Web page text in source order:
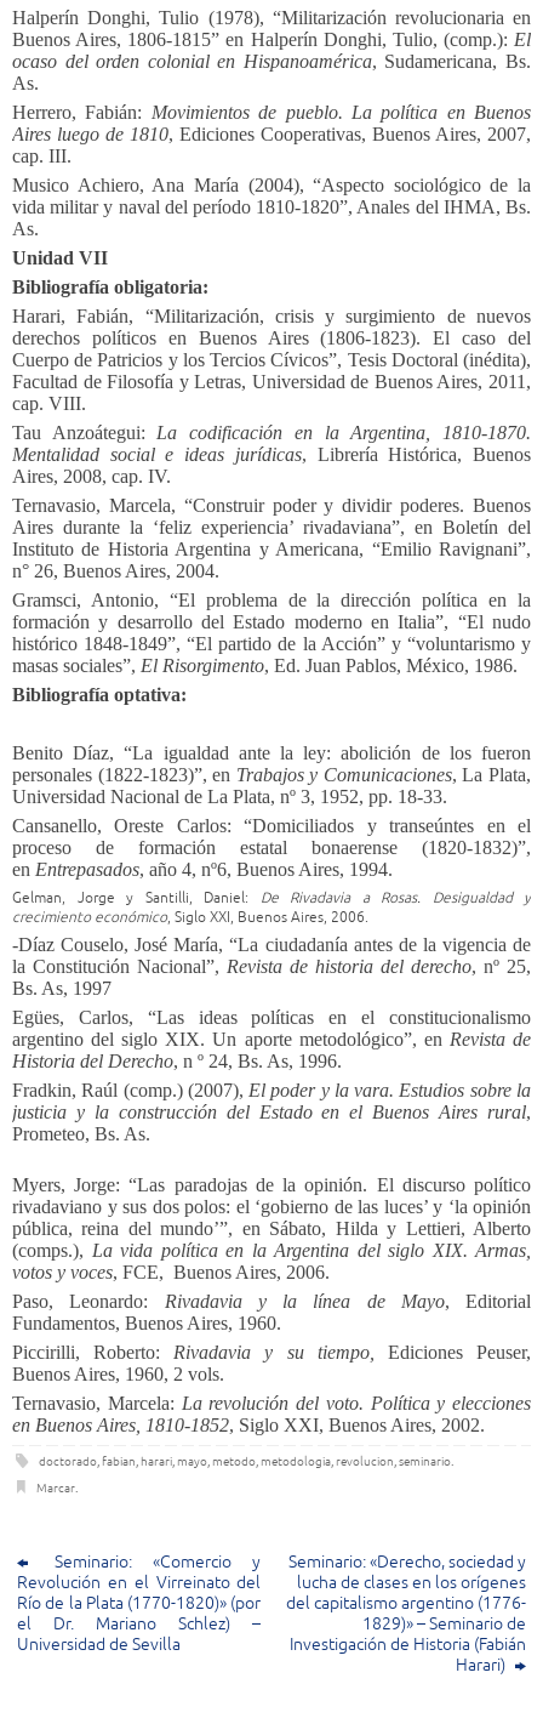
Halperín Donghi, Tulio (1978), “Militarización revolucionaria en
Buenos Aires, 1806-1815” en Halperín Donghi, Tulio, (comp.): El
ocaso del orden colonial en Hispanoamérica, Sudamericana, Bs.
As.
Herrero, Fabián: Movimientos de pueblo. La política en Buenos
Aires luego de 1810, Ediciones Cooperativas, Buenos Aires, 2007,
cap. III.
Musico Achiero, Ana María (2004), “Aspecto sociológico de la
vida militar y naval del período 1810-1820”, Anales del IHMA, Bs.
As.
Unidad VII
Bibliografía obligatoria:
Harari, Fabián, “Militarización, crisis y surgimiento de nuevos
derechos políticos en Buenos Aires (1806-1823). El caso del
Cuerpo de Patricios y los Tercios Cívicos”, Tesis Doctoral (inédita),
Facultad de Filosofía y Letras, Universidad de Buenos Aires, 2011,
cap. VIII.
Tau Anzoátegui: La codificación en la Argentina, 1810-1870.
Mentalidad social e ideas jurídicas, Librería Histórica, Buenos
Aires, 2008, cap. IV.
Ternavasio, Marcela, “Construir poder y dividir poderes. Buenos
Aires durante la ‘feliz experiencia’ rivadaviana”, en Boletín del
Instituto de Historia Argentina y Americana, “Emilio Ravignani”,
n° 26, Buenos Aires, 2004.
Gramsci, Antonio, “El problema de la dirección política en la
formación y desarrollo del Estado moderno en Italia”, “El nudo
histórico 1848-1849”, “El partido de la Acción” y “voluntarismo y
masas sociales”, El Risorgimento, Ed. Juan Pablos, México, 1986.
Bibliografía optativa:
Benito Díaz, “La igualdad ante la ley: abolición de los fueron
personales (1822-1823)”, en Trabajos y Comunicaciones, La Plata,
Universidad Nacional de La Plata, nº 3, 1952, pp. 18-33.
Cansanello, Oreste Carlos: “Domiciliados y transeúntes en el
proceso de formación estatal bonaerense (1820-1832)”,
en Entrepasados, año 4, nº6, Buenos Aires, 1994.
Gelman, Jorge y Santilli, Daniel: De Rivadavia a Rosas. Desigualdad y
crecimiento económico, Siglo XXI, Buenos Aires, 2006.
-Díaz Couselo, José María, “La ciudadanía antes de la vigencia de
la Constitución Nacional”, Revista de historia del derecho, nº 25,
Bs. As, 1997
Egües, Carlos, “Las ideas políticas en el constitucionalismo
argentino del siglo XIX. Un aporte metodológico”, en Revista de
Historia del Derecho, n º 24, Bs. As, 1996.
Fradkin, Raúl (comp.) (2007), El poder y la vara. Estudios sobre la
justicia y la construcción del Estado en el Buenos Aires rural,
Prometeo, Bs. As.
Myers, Jorge: “Las paradojas de la opinión. El discurso político
rivadaviano y sus dos polos: el ‘gobierno de las luces’ y ‘la opinión
pública, reina del mundo’”, en Sábato, Hilda y Lettieri, Alberto
(comps.), La vida política en la Argentina del siglo XIX. Armas,
votos y voces, FCE, Buenos Aires, 2006.
Paso, Leonardo: Rivadavia y la línea de Mayo, Editorial
Fundamentos, Buenos Aires, 1960.
Piccirilli, Roberto: Rivadavia y su tiempo,
Ediciones Peuser,
Buenos Aires, 1960, 2 vols.
Ternavasio, Marcela: La revolución del voto. Política y elecciones
en Buenos Aires, 1810-1852, Siglo XXI, Buenos Aires, 2002.
doctorado, fabian, harari, mayo, metodo, metodologia, revolucion,seminario.
Marcar.
Seminario: «Comercio y
Revolución en el Virreinato del
Río de la Plata (1770-1820)» (por
el Dr. Mariano Schlez) –
Universidad de Sevilla
Seminario: «Derecho, sociedad y
lucha de clases en los orígenes
del capitalismo argentino (1776-
1829)» – Seminario de
Investigación de Historia (Fabián
Harari)